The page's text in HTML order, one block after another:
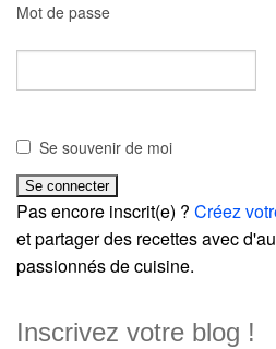
Mot de passe
Se souvenir de moi
Pas encore inscrit(e) ? Créez
et partager des recettes avec
passionnés de cuisine.
Inscrivez votre blog !